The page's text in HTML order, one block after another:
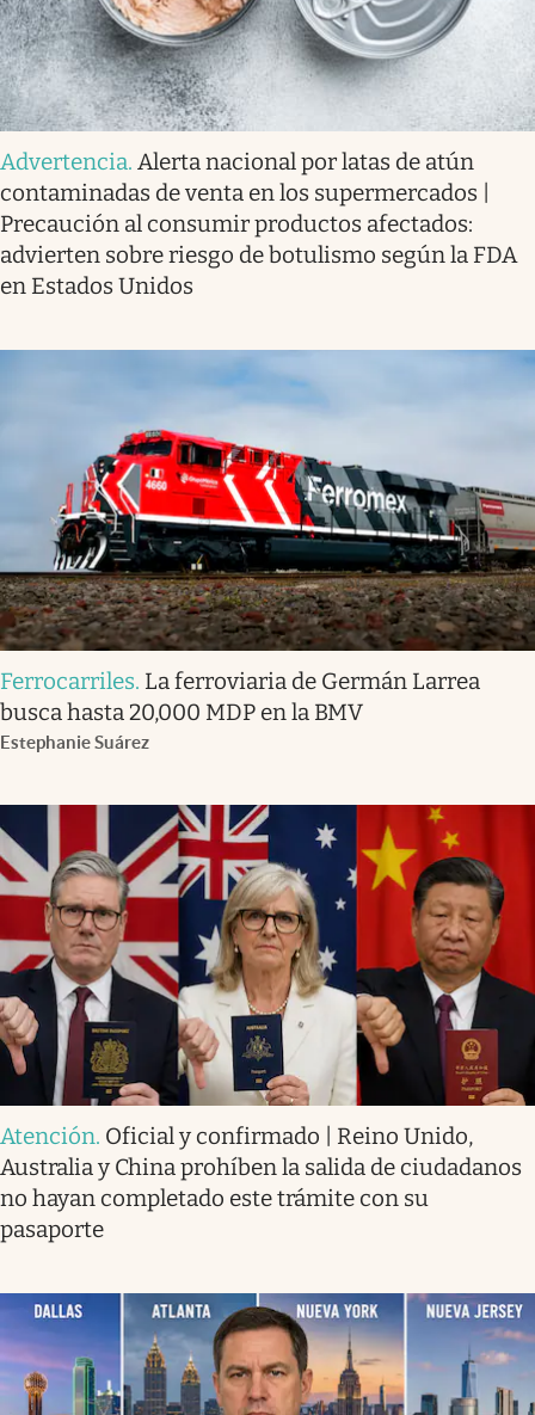
Advertencia. Alerta nacional por latas de atún
contaminadas de venta en los supermercados |
Precaución al consumir productos afectados:
advierten sobre riesgo de botulismo según la FDA
en Estados Unidos
Ferrocarriles. La ferroviaria de Germán Larrea
busca hasta 20,000 MDP en la BMV
Estephanie Suárez
Atención. Oficial y confirmado | Reino Unido,
Australia y China prohíben la salida de ciudadanos
no hayan completado este trámite con su
pasaporte